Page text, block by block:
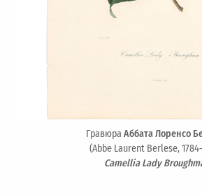
ГравюраАббата Лоренсо
(Abbe Laurent Berlese,
Camellia Lady